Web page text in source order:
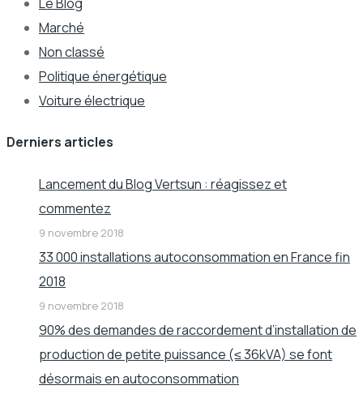
Marché
Non classé
Politique énergétique
Voiture électrique
Derniers articles
Lancement du Blog Vertsun : réagissez et
commentez
9 novembre 2018
33 000 installations autoconsommation en France fin
2018
9 novembre 2018
90% des demandes de raccordement d’installation de
production de petite puissance (≤ 36kVA) se font
désormais en autoconsommation